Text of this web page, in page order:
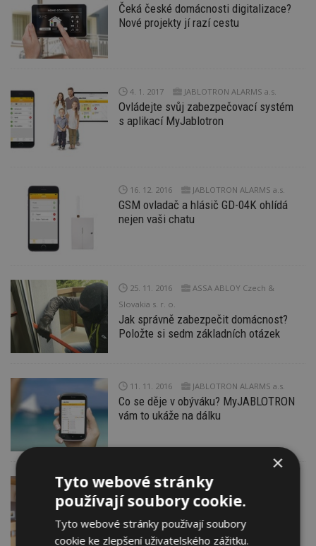
Čeká české domácnosti digitalizace?
Nové projekty jí razí cestu
4. 1. 2017 JABLOTRON ALARMS a.s.
Ovládejte svůj zabezpečovací systém
s aplikací MyJablotron
16. 12. 2016 JABLOTRON ALARMS a.s.
GSM ovladač a hlásič GD-04K ohlídá
nejen vaši chatu
25. 11. 2016
ASSA ABLOY Czech &
Slovakia s. r. o.
Jak správně zabezpečit domácnost?
Položte si sedm základních otázek
11. 11. 2016 JABLOTRON ALARMS a.s.
Co se děje v obýváku? MyJABLOTRON
vám to ukáže na dálku
18. 10. 2016 JABLOTRON ALARMS a.s.
Nové detektory pohybu díky čistému
designu zapadnou i do luxusního
interiéru
×
Tyto webové stránky
používají soubory cookie.
Tyto webové stránky používají soubory
cookie ke zlepšení uživatelského zážitku.